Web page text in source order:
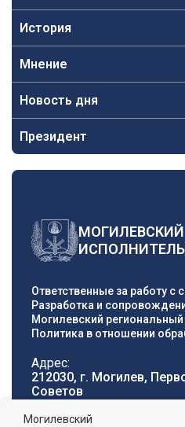
История
Мнение
Новость дня
Президент
Ответственные за работу с
Разработка и
Могилевский
Политика в отношении
Адрес:
212030, г. Могилев,
Cоветов
Телефон горячей
Могилевский